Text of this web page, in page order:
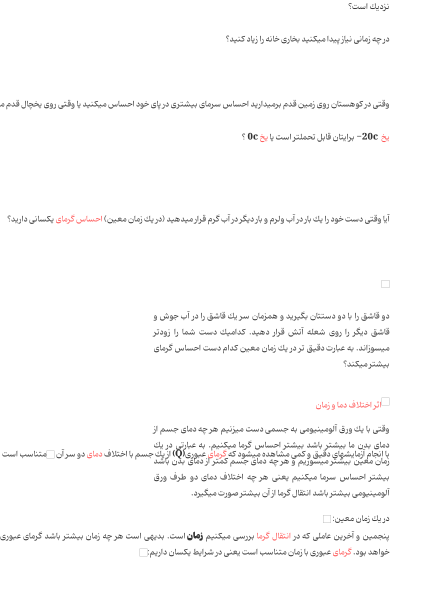
نزدیك است؟
در چه زمانی نیاز پیدا می‏كنید بخاری خانه را زیاد كنید؟
وقتی در كوهستان روی زمین قدم برمی‏دارید احساس سرمای بیشتری در پای خود احساس می‏كنید یا وقتی روی یخچال قدم
یخ 20c- برایتان قابل تحمل‏تر است یایخ0c؟
آیا وقتی دست خود را یك بار در آب ولرم و بار دیگر در آب گرم قرار می‏دهید (در یك زمان معین)احساس گرماییكسانی دارید؟
دو قاشق را با دو دستتان بگیرید و همزمان سر یك قاشق را در آب جوش و
قاشق دیگر را روی شعله آتش قرار دهید. كدامیك دست شما را زودتر
می‏سوزاند. به عبارت دقیق تر در یك زمان معین كدام دست احساس گرمای
بیشتر می‏كند؟
وقتی با یك ورق آلومینیومی به جسمی دست می‏زنیم هر چه دمای جسم از
دمای بدن ما بیشتر باشد بیشتر احساس گرما می‏كنیم. به عبارتی در یك
زمان معین بیشتر می‏سوزیم و هر چه دمای جسم كمتر از دمای بدن باشد
بیشتر احساس سرما می‏كنیم یعنی هر چه اختلاف دمای دو طرف ورق
آلومینیومی بیشتر باشد انتقال گرما از آن بیشتر صورت می‏گیرد.
با انجام آزمایش‏های دقیق و كمی مشاهده می‏شود كهگرمایعبوری(Q) از یك جسم با اختلافدمایدو سر آن متناسب است
در یك زمان معین:
پنجمین و آخرین عاملی كه درانتقال گرما بررسی می‏كنیم زماناست. بدیهی است هر چه زمان بیشتر باشد گرمای
خواهد بود.گرمایعبوری با زمان متناسب است یعنی در شرایط یكسان داریم: